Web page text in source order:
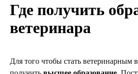
Где получить
ветеринара
Для того чтобы стать ветеринарным